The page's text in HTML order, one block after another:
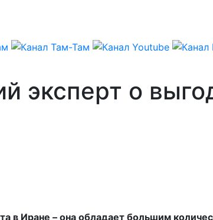
эксперт о
в Иране – она обладает большим